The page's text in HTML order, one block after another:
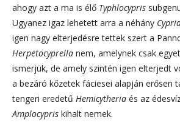
ahogy azt a ma is élő Typhlocypris
Ugyanez igaz lehetett arra a néhány
igen nagy elterjedésre tettek szert a
Herpetocyprella nem, amelynek csak
ismerjük, de amely szintén igen elterjedt
a bezáró kőzetek fáciesei alapján erősen
tengeri eredetű Hemicytheria és az
Amplocypris kihalt nemek.